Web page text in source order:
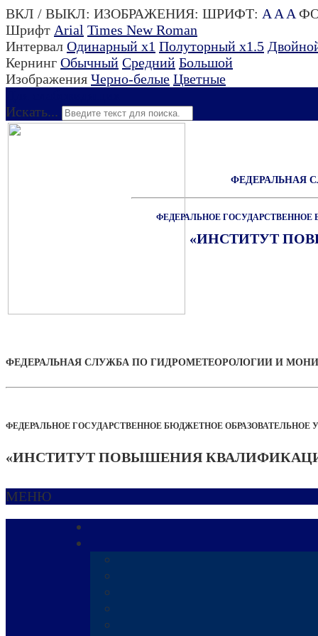
ВКЛ / ВЫКЛ: ИЗОБРАЖЕНИЯ: ШРИФТ: A A A
Шрифт Arial Times New Roman
Интервал Одинарный х1 Полуторный х1.5
Кернинг Обычный Средний Большой
Изображения Черно-белые Цветные
Искать...
ФЕДЕРАЛЬНАЯ
ФЕДЕРАЛЬНОЕ
«ИНСТИТУТ
ФЕДЕРАЛЬНАЯ СЛУЖБА ПО ГИДРОМЕТЕОРОЛОГИИ И
ФЕДЕРАЛЬНОЕ ГОСУДАРСТВЕННОЕ БЮДЖЕТНОЕ
«ИНСТИТУТ ПОВЫШЕНИЯ
МЕНЮ